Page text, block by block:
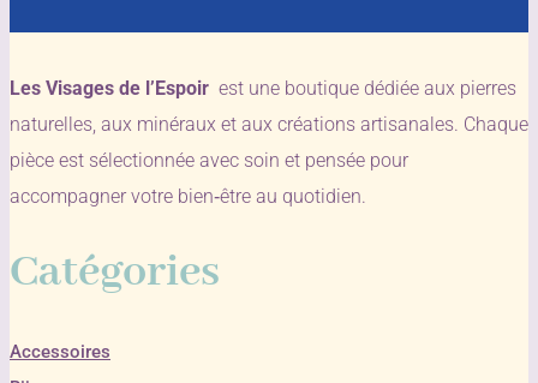
Les Visages de l’Espoir est une boutique dédiée aux pierres
naturelles, aux minéraux et aux créations artisanales. Chaque
pièce est sélectionnée avec soin et pensée pour
accompagner votre bien‑être au quotidien.
Catégories
Accessoires